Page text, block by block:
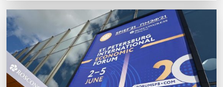
Зеленые технологии, креативные индустрии,
нейроинженерию, занятость и право на частную
ци......